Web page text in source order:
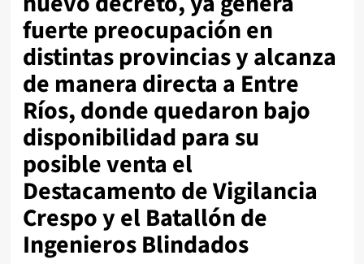
fuerte preocupación en
distintas provincias y alcanza
de manera directa a Entre
Ríos, donde quedaron bajo
disponibilidad para su
posible venta el
Destacamento de Vigilancia
Crespo y el Batallón de
Ingenieros Blindados